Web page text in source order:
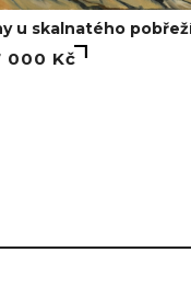
u skalnatého
000 Kč